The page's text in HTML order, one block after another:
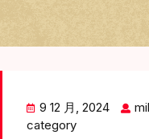
9 12 月, 2024
category